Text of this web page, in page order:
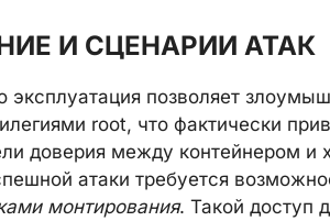
И СЦЕНАРИИ АТАК
позволяет
root, что фактически
доверия между контейнером и
атаки требуется
монтирования. Такой доступ